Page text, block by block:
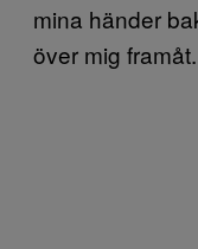
mina händer
över mig framåt.